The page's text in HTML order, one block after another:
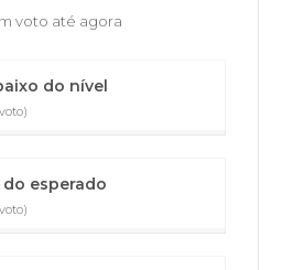
voto até agora
do nível
esperado